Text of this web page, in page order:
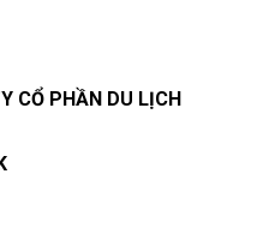
CỔ PHẦN DU LỊCH